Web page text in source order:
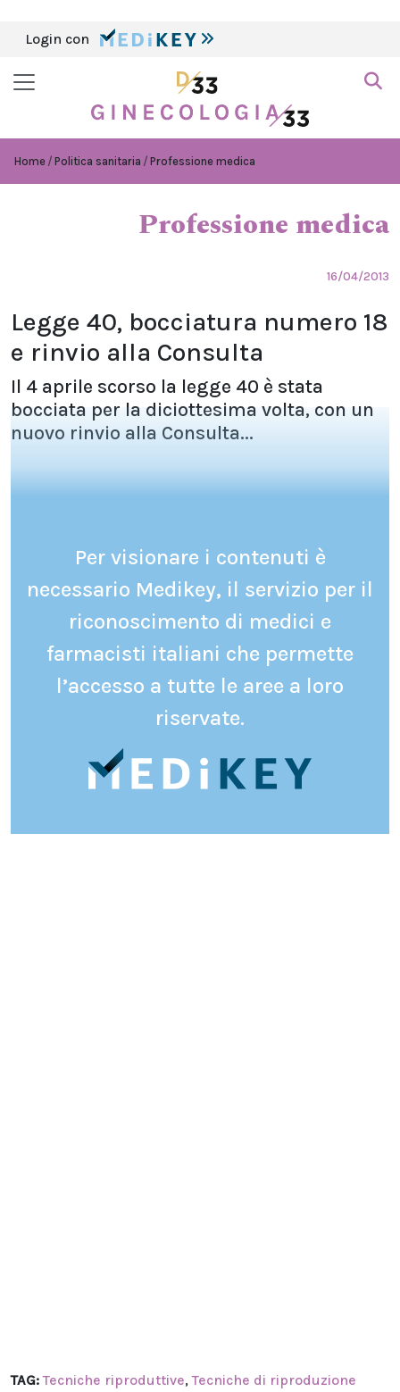
Login con
Home Politica sanitaria Professione medica
Professione medica
16/04/2013
Legge 40, bocciatura numero 18
e rinvio alla Consulta
Il 4 aprile scorso la legge 40 è stata
bocciata per la diciottesima volta, con un
nuovo rinvio alla Consulta...
Per visionare i contenuti è
necessario Medikey, il servizio per il
riconoscimento di medici e
farmacisti italiani che permette
l’accesso a tutte le aree a loro
riservate.
TAG: Tecniche riproduttive,Tecniche di riproduzione